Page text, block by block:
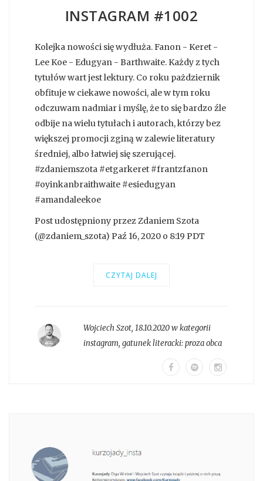
INSTAGRAM #1002
Kolejka nowości się wydłuża. Fanon - Keret -
Lee Koe - Edugyan - Barthwaite. Każdy z tych
tytułów wart jest lektury. Co roku pażdziernik
obfituje w ciekawe nowości, ale w tym roku
odczuwam nadmiar i myślę, że to się bardzo źle
odbije na wielu tytułach i autorach, którzy bez
większej promocji zginą w zalewie literatury
średniej, albo łatwiej się szerującej.
#zdaniemszota #etgarkeret #frantzfanon
#oyinkanbraithwaite #esiedugyan
#amandaleekoe
Post udostępniony przez Zdaniem Szota
(@zdaniem_szota) Paź 16, 2020 o 8:19 PDT
CZYTAJ DALEJ
Wojciech Szot, 18.10.2020 w kategorii
instagram, gatunek literacki:proza obca